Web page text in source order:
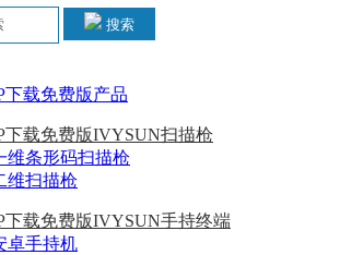
搜索
下载免费版产品
下载免费版IVYSUN扫描枪
维条形码扫描枪
维扫描枪
下载免费版IVYSUN手持终端
卓手持机